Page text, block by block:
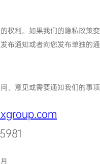
权利。如果我们的隐私政策
布通知或者向您发布单独的
、意见或需要通知我们的事